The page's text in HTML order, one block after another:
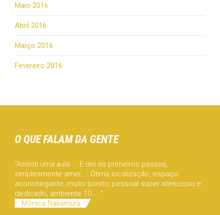
Maio 2016
Abril 2016
Março 2016
Fevereiro 2016
O QUE FALAM DA GENTE
“Assisti uma aula.... E dei os primeiros passos,
simplesmente amei.....Ótima localização, espaço
aconchegante, muito bonito, pessoal super atencioso e
dedicado, ambiente 10.....”
– Mônica Nakamura